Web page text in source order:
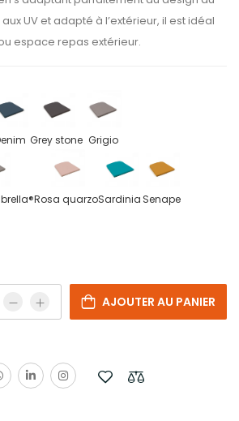
UV et adapté à l’extérieur, il est idéal
espace repas extérieur.
Grey stone Grigio
Rosa quarzoSardinia Senape
AJOUTER AU PANIER